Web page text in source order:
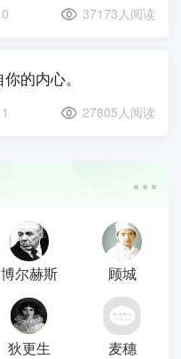
0 37173人阅读
的内心。
1 27805人阅读
博尔赫斯 顾城
狄更生 麦穗